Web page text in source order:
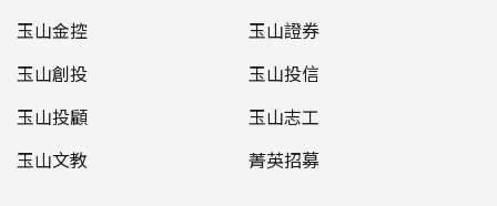
玉山金控
玉山證券
玉山創投
玉山投信
玉山投顧
玉山志工
玉山文教
菁英招募